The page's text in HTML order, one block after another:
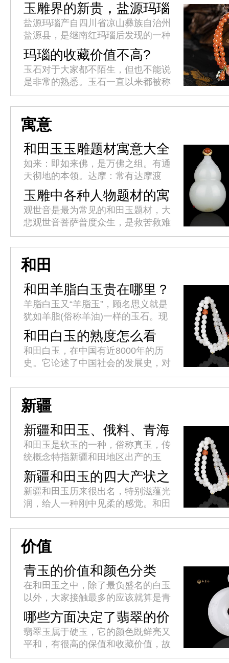
玉雕界的新贵，盐源玛瑙
盐源玛瑙产自四川省凉山彝族自治州
盐源县，是继南红玛瑙后发现的一种
独特玛瑙品种。品质优良的盐源玛瑙
原料价格丝毫不逊于南红，立意奇
巧、雕工精良的成品更是价格一路攀
升...
玛瑙的收藏价值不高?
玉石对于大家都不陌生，但也不能说
是非常的熟悉。玉石一直以来都被称
之为名贵物品，但其实被叫做玉石的
未必都名贵，就像玛瑙来说吧，玛瑙
其实就是玉石之中价格最为低廉的
那...
寓意
和田玉玉雕题材寓意大全
如来：即如来佛，是万佛之组。有通
天彻地的本领。达摩：常有达摩渡
江，达摩过海，达摩面壁等造型。
玉雕中各种人物题材的寓
意
观世音是最为常见的和田玉题材，大
悲观世音菩萨普度众生，是救苦救难
的化身。人们常佩戴或供奉在家中，
祈求平安吉祥。观音心性柔和，仪态
端庄，世事洞明，能永保平安，消
灾...
和田
和田羊脂白玉贵在哪里？
羊脂白玉又“羊脂玉”，顾名思义就是
犹如羊脂(俗称羊油)一样的玉石。现
代对羊脂白玉的标准是：其透闪石成
分必须达到99%以上，羊脂白玉的鉴
别还必须满足，质地纯、结构...
和田白玉的熟度怎么看
呢？
和田白玉，在中国有近8000年的历
史。它论述了中国社会的发展史，对
中国传统文化有着深刻的理解，有着
丰富的历史文化价值。白玉有着巨大
的投资空间和收藏价值，而白玉的...
新疆
新疆和田玉、俄料、青海
料、韩料的区别
和田玉是软玉的一种，俗称真玉，传
统概念特指新疆和田地区出产的玉
石，和田玉是国内高端具有领创品牌
的软玉，新国标泛指硬度在60至65
之间玉石的名称。新疆和田玉、俄
料...
新疆和田玉的四大产状之
分
新疆和田玉历来很出名，特别滋蕴光
润，给人一种刚中见柔的感觉。和田
古时候被称为“于阗”，中国藏语中意
为“产玉石的地方”，和田地处新疆的
最南端，南依昆仑山、北部则深...
价值
青玉的价值和颜色分类
在和田玉之中，除了最负盛名的白玉
以外，大家接触最多的应该就算是青
玉了。青玉的物质成分跟白玉相近，
其颜色成因也与白玉一样，只不过是
因为含有的微量元素铁的不同而呈
现...
哪些方面决定了翡翠的价
值？
翡翠玉属于硬玉，它的颜色既鲜亮又
平和，有很高的保值和收藏价值，故
而称为“玉中之王”。翡翠之美，美在